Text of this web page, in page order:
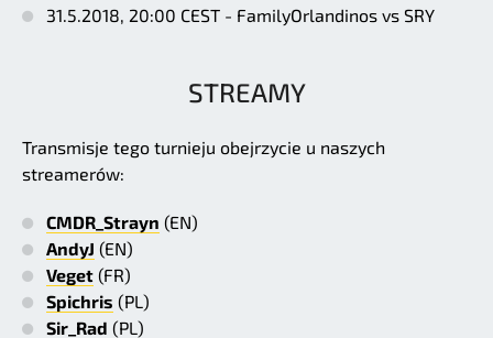
31.5.2018, 20:00 CEST - FamilyOrlandinos vs SRY
STREAMY
Transmisje tego turnieju obejrzycie u naszych
streamerów:
CMDR_Strayn (EN)
AndyJ (EN)
Veget (FR)
Spichris (PL)
Sir_Rad (PL)